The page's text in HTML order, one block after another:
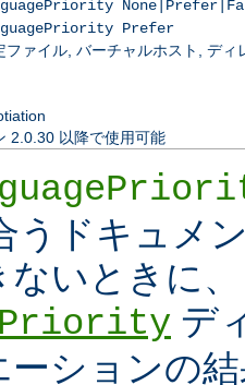
Prefer
ファイル, バーチャルホスト, ディ
2.0.30 以降で使用可能
うドキュメ
いときに、
デ
ーションの